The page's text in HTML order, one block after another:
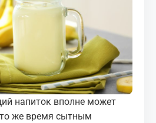
напиток вполне может
же время сытным